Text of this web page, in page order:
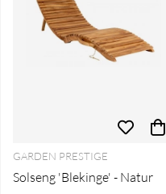
GARDEN PRESTIGE
Solseng 'Blekinge' - Natur